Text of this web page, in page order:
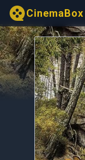
CinemaBox